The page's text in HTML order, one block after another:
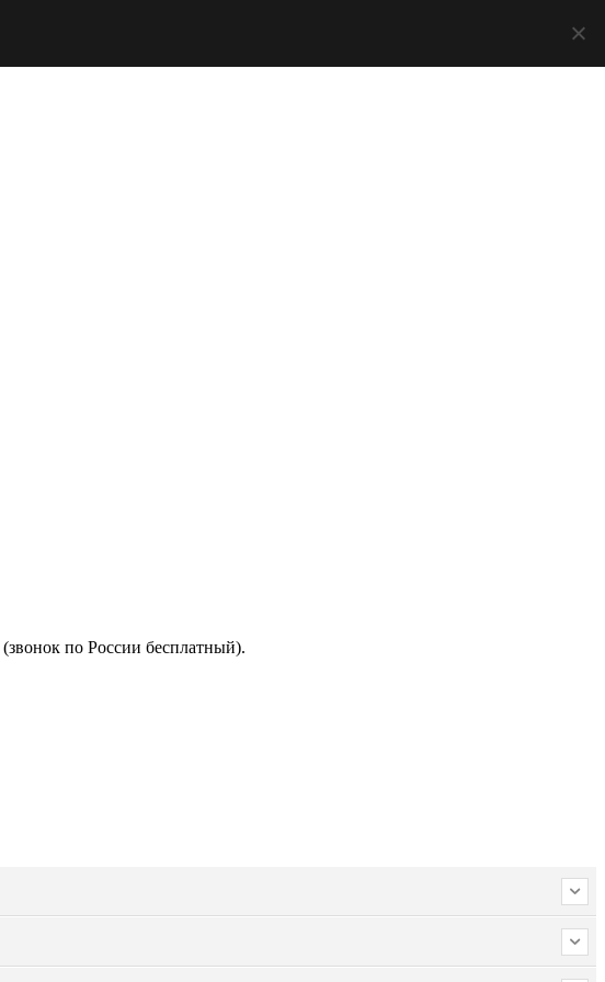
(звонок по России бесплатный).